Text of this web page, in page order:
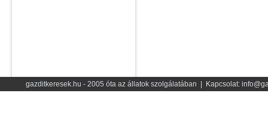
gazditkeresek.hu - 2005 óta az állatok szolgálatában | Kapcsolat: